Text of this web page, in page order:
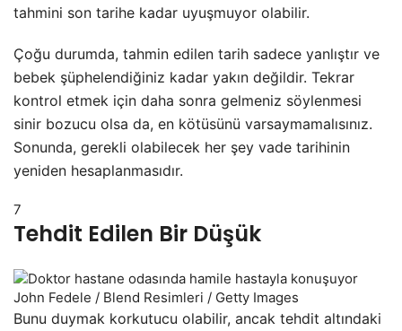
tahmini son tarihe kadar uyuşmuyor olabilir.
Çoğu durumda, tahmin edilen tarih sadece yanlıştır ve
bebek şüphelendiğiniz kadar yakın değildir. Tekrar
kontrol etmek için daha sonra gelmeniz söylenmesi
sinir bozucu olsa da, en kötüsünü varsaymamalısınız.
Sonunda, gerekli olabilecek her şey vade tarihinin
yeniden hesaplanmasıdır.
7
Tehdit Edilen Bir Düşük
John Fedele / Blend Resimleri / Getty Images
Bunu duymak korkutucu olabilir, ancak tehdit altındaki